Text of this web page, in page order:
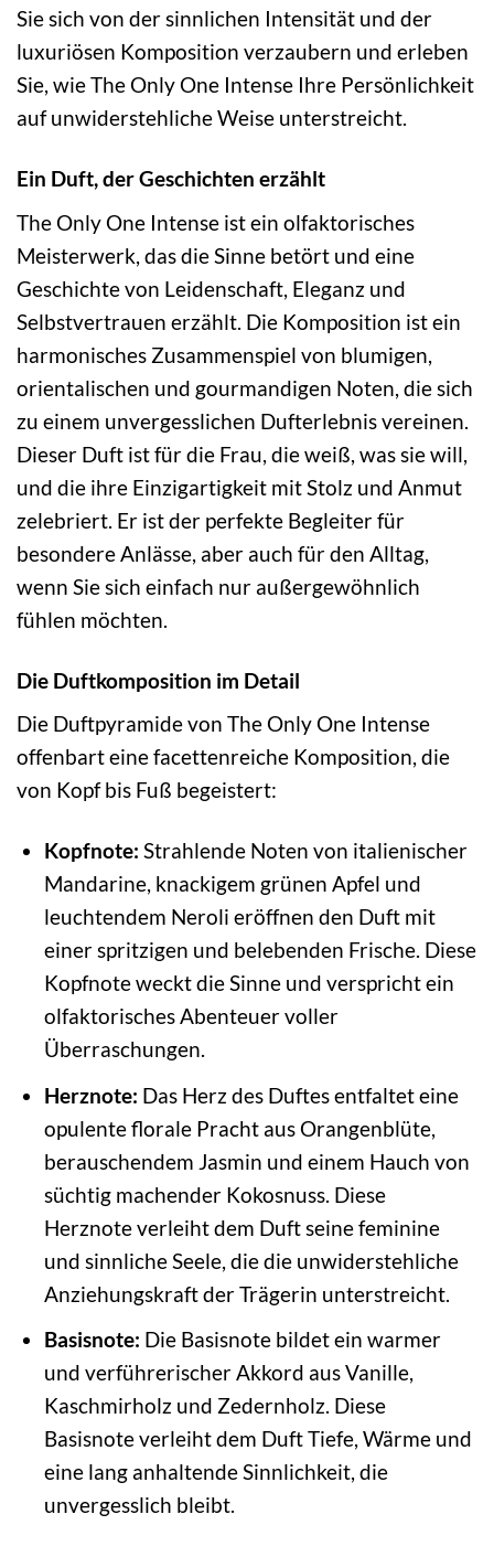
Sie sich von der sinnlichen Intensität und der
luxuriösen Komposition verzaubern und erleben
Sie, wie The Only One Intense Ihre Persönlichkeit
auf unwiderstehliche Weise unterstreicht.
Ein Duft, der Geschichten erzählt
The Only One Intense ist ein olfaktorisches
Meisterwerk, das die Sinne betört und eine
Geschichte von Leidenschaft, Eleganz und
Selbstvertrauen erzählt. Die Komposition ist ein
harmonisches Zusammenspiel von blumigen,
orientalischen und gourmandigen Noten, die sich
zu einem unvergesslichen Dufterlebnis vereinen.
Dieser Duft ist für die Frau, die weiß, was sie will,
und die ihre Einzigartigkeit mit Stolz und Anmut
zelebriert. Er ist der perfekte Begleiter für
besondere Anlässe, aber auch für den Alltag,
wenn Sie sich einfach nur außergewöhnlich
fühlen möchten.
Die Duftkomposition im Detail
Die Duftpyramide von The Only One Intense
offenbart eine facettenreiche Komposition, die
von Kopf bis Fuß begeistert:
Kopfnote: Strahlende Noten von italienischer
Mandarine, knackigem grünen Apfel und
leuchtendem Neroli eröffnen den Duft mit
einer spritzigen und belebenden Frische. Diese
Kopfnote weckt die Sinne und verspricht ein
olfaktorisches Abenteuer voller
Überraschungen.
Herznote: Das Herz des Duftes entfaltet eine
opulente florale Pracht aus Orangenblüte,
berauschendem Jasmin und einem Hauch von
süchtig machender Kokosnuss. Diese
Herznote verleiht dem Duft seine feminine
und sinnliche Seele, die die unwiderstehliche
Anziehungskraft der Trägerin unterstreicht.
Basisnote: Die Basisnote bildet ein warmer
und verführerischer Akkord aus Vanille,
Kaschmirholz und Zedernholz. Diese
Basisnote verleiht dem Duft Tiefe, Wärme und
eine lang anhaltende Sinnlichkeit, die
unvergesslich bleibt.